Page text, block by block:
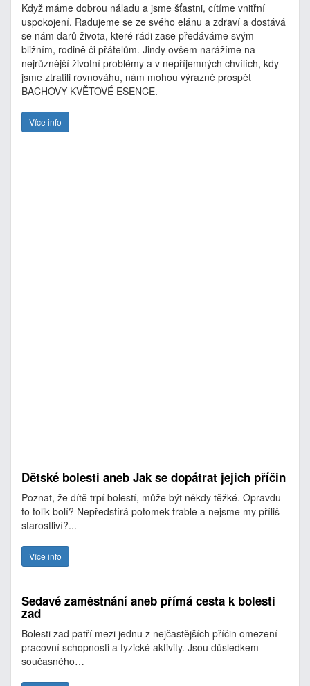
Když máme dobrou náladu a jsme šťastni, cítíme vnitřní
uspokojení. Radujeme se ze svého elánu a zdraví a dostává
se nám darů života, které rádi zase předáváme svým
bližním, rodině či přátelům. Jindy ovšem narážíme na
nejrůznější životní problémy a v nepříjemných chvílích, kdy
jsme ztratili rovnováhu, nám mohou výrazně prospět
BACHOVY KVĚTOVÉ ESENCE.
Více info
Dětské bolesti aneb Jak se dopátrat jejich příčin
Poznat, že dítě trpí bolestí, může být někdy těžké. Opravdu
to tolik bolí? Nepředstírá potomek trable a nejsme my příliš
starostliví?...
Více info
Sedavé zaměstnání aneb přímá cesta k bolesti
zad
Bolesti zad patří mezi jednu z nejčastějších příčin omezení
pracovní schopnosti a fyzické aktivity. Jsou důsledkem
současného…